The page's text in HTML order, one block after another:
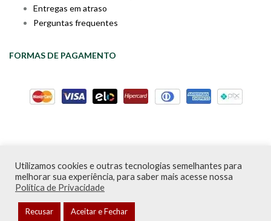
Entregas em atraso
Perguntas frequentes
FORMAS DE PAGAMENTO
Livraria da Cartola © Desde 2020 | CNPJ: 31.298.135/0001-09 |
Desenvolvido porPDA Digital
Utilizamos cookies e outras tecnologias semelhantes para
melhorar sua experiência, para saber mais acesse nossa
Política de Privacidade
Recusar Aceitar e Fechar